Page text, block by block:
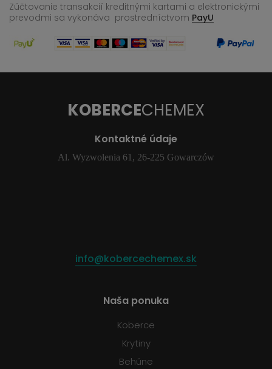
Zúčtovanie transakcií kreditnými kartami a elektronickými
prevodmi sa vykonáva prostredníctvom PayU
KOBERCECHEMEX
Kontaktné údaje
Al. Wyzwolenia 61, 26-225 Gowarczów
info@kobercechemex.sk
Naša ponuka
Koberce
Krytiny
Behúne